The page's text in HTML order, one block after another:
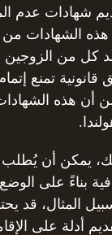
شهادات عدم
هذه الشهادات
كل من الزوجين
قانونية تمنع
من أن هذه
يمكن أن يُطلب
بناءً على
المثال، قد
أدلة على